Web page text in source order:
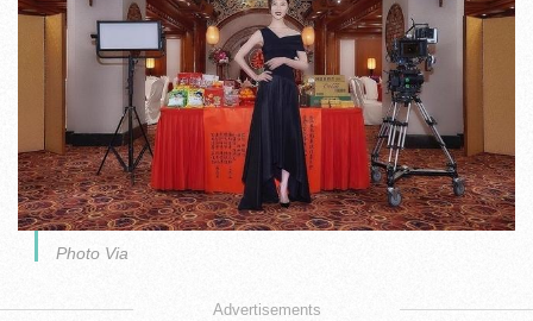
Photo Via
Advertisements